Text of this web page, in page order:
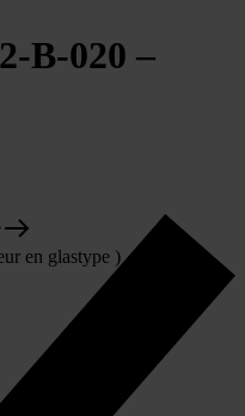
B-020 –
en glastype )